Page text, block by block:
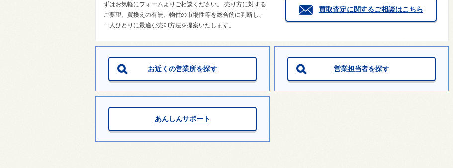
ずはお気軽にフォームよりご相談ください。 売り方に対する
ご要望、買換えの有無、物件の市場性等を総合的に判断し、
一人ひとりに最適な売却方法を提案いたします。
買取査定に関するご相談はこちら
お近くの営業所を探す 営業担当者を探す
あんしんサポート